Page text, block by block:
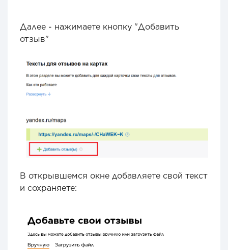
Далее - нажимаете кнопку "Добавить
отзыв"
В открывшемся окне добавляете свой текст
и сохраняете: